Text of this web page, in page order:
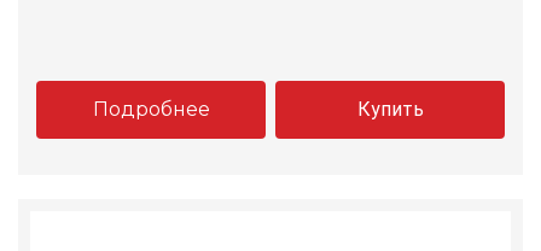
Подробнее Купить